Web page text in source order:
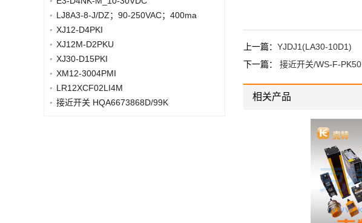
上一篇： YJDJ1(LA30-10D1)
下一篇： 接近开关/WS-F-PK50
相关产品
LJ8A3-8-J/DZ；90-250VAC；400ma
XJ12-D4PKI
XJ12M-D2PKU
XJ30-D15PKI
XM12-3004PMI
LR12XCF02LI4M
接近开关 HQA6673868D/99K